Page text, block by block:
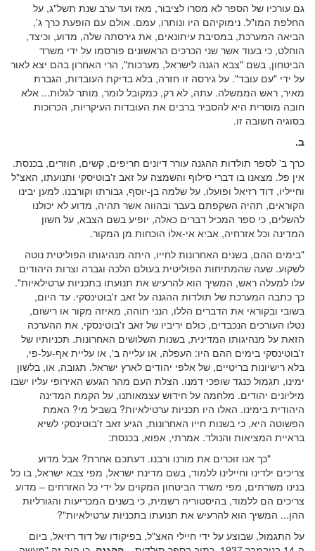
גם עורכיו של הספר לא מסרו לציבור, מאז ועד ערב שנת תשל"ג, על
החלפת המו"ל. נימוקיהם היו ונותרו, עמם. אולם עם הופעת כרך ג',
הביאה המערכת, במסיבת עיתונאים, את גירסתה שלה, מדוע, וכיצד,
הוחלט, כי בעוד אשר שני הכרכים הראשונים פורסמו על ידי משרד
הביטחון, בשם "צבא הגנה לישראל, מערכות", הרי האחרון בהם יצא לאור
על ידי "עם עובד". על גירסה זו חזרה, בלא בדיקת העובדות, הגברת
מאיר, ראש הממשלה. עתה, לא רק, כמקובל לומר, מותר לגלות... אלא
חובה מוסרית היא להסביר ברבים את העובדות העיקריות, הכרוכות
בסוגיה חשובה זו.
ב.
כרך ב' לספר תולדות ההגנה עורר דיונים חריפים, קשים, חוזרים, בכנסת.
אין פל. מצאנו בו דברי סילוף והשמצה על זאב ז'בוטיסקי ותנועתו, האצ"ל
וחייליו, דוד רזיאל ופועלו, על שלמה בן-יוסף, גבורתו וקורבנו. למען יבינו
הקוראים, תהיה השקפתם בעבר ובהווה אשר תהיה, מדוע לא יכולנו
להשלים, כי ספר המכיל דברים כאלה, יופיע בשם הצבא, על חשון
המדינה וכל אזרחיה, אביא אי-אלו הוכחות מן המקור.
"בימים ההם, בשנים האחרונות לחייו, היתה מנהיגותו הפוליטית נוטה
לשקוע. שעה שהמתיחות הפוליטית בעולם הלכה וגברה וצרות היהודים
עלו למעלה ראש, המשיך הוא להרעיש את תנועתו בתכניות ערטילאיות".
כך כתבה המערכת של תולדות ההגנה על זאב ז'בוטינסקי. עד היום,
בשובי ובקוראי את הדברים הללו, הנני תוהה, מאיזה מקור או רישום,
נטלו העורכים הנכבדים, כולם יריביו של זאב ז'בוטינסקי, את ההערכה
הזאת על מנהיגותו המדינית, בשנות השלושים האחרונות. תכניותיו של
ז'בוטינסקי בימים ההם היו: העפלה, או עלייה ב', או עליית אף-על-פי,
בלא רישיונות בריטיים, של אלפי יהודים לארץ ישראל. תגובה, או, בלשון
ימינו, תגמול כנגד שופכי דמנו. הצלת העם מהר הגעש האירופי עליו ישבו
מיליונים יהודים. מלחמה על חידוש עצמאותנו, על הקמת המדינה
היהודית בימינו. האלו היו תכניות ערטילאיות? בשביל מי? האמת
הפשוטה היא, כי בשנות חייו האחרונות, הגיע זאב ז'בוטינסקי לשיא
בראיית המציאות והנולד. אמרתי, אפוא, בכנסת:
"כך אנו זוכרים את מורנו ורבנו. דעתכם אחרת? אבל מדוע
צריכים ילדינו וחיילינו ללמוד, בשם מדינת ישראל, מפי צבא ישראל, בו כל
בנינו משרתים, מפי משרד הביטחון המקוים על ידי כל האזרחים – מדוע
צריכים הם ללמוד, בהיסטוריה רשמית, כי בשנים המכריעות והגורליות
ההן... המשיך הוא להרעיש את תנועתו בתכניות ערטילאיות"?
על התגמול, שבוצע על ידי חיילי האצ"ל, בפיקודו של דוד רזיאל, ביום